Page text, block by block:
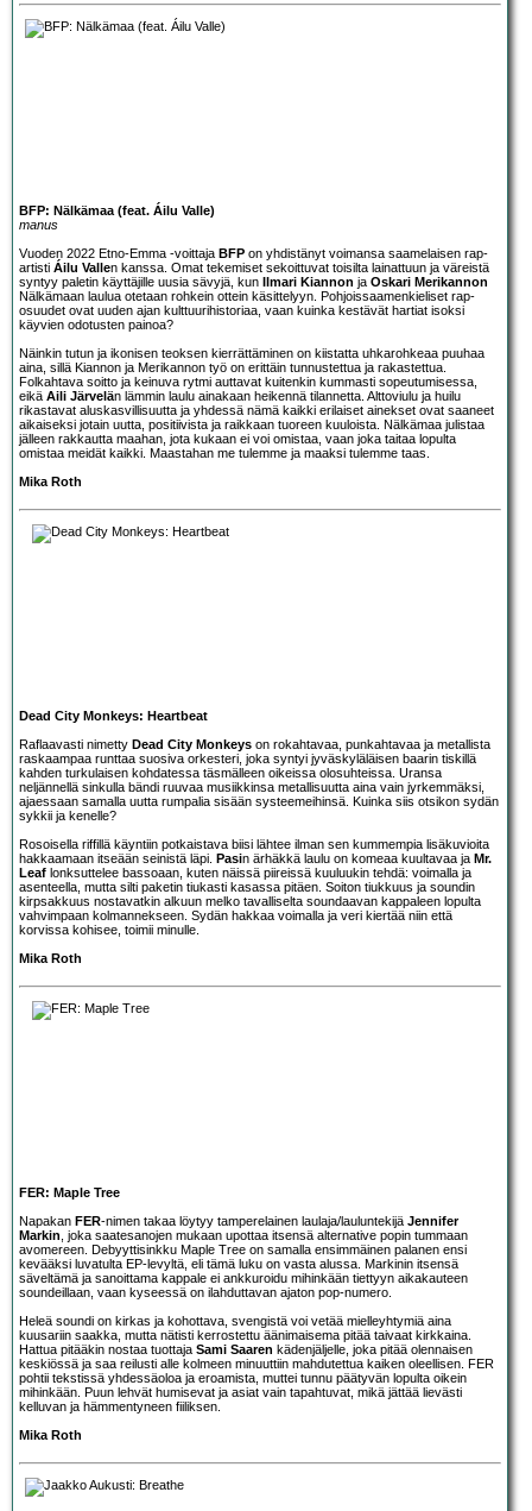
BFP: Nälkämaa (feat. Áilu Valle)
manus
Vuoden 2022 Etno-Emma -voittaja BFP on yhdistänyt voimansa saamelaisen rap-
artisti Áilu Vallen kanssa. Omat tekemiset sekoittuvat toisilta lainattuun ja väreistä
syntyy paletin käyttäjille uusia sävyjä, kun Ilmari Kiannon ja Oskari Merikannon
Nälkämaan laulua otetaan rohkein ottein käsittelyyn. Pohjoissaamenkieliset rap-
osuudet ovat uuden ajan kulttuurihistoriaa, vaan kuinka kestävät hartiat isoksi
käyvien odotusten painoa?
Näinkin tutun ja ikonisen teoksen kierrättäminen on kiistatta uhkarohkeaa puuhaa
aina, sillä Kiannon ja Merikannon työ on erittäin tunnustettua ja rakastettua.
Folkahtava soitto ja keinuva rytmi auttavat kuitenkin kummasti sopeutumisessa,
eikä Aili Järvelän lämmin laulu ainakaan heikennä tilannetta. Alttoviulu ja huilu
rikastavat aluskasvillisuutta ja yhdessä nämä kaikki erilaiset ainekset ovat saaneet
aikaiseksi jotain uutta, positiivista ja raikkaan tuoreen kuuloista. Nälkämaa julistaa
jälleen rakkautta maahan, jota kukaan ei voi omistaa, vaan joka taitaa lopulta
omistaa meidät kaikki. Maastahan me tulemme ja maaksi tulemme taas.
Mika Roth
Dead City Monkeys: Heartbeat
Raflaavasti nimetty Dead City Monkeys on rokahtavaa, punkahtavaa ja metallista
raskaampaa runttaa suosiva orkesteri, joka syntyi jyväskyläläisen baarin tiskillä
kahden turkulaisen kohdatessa täsmälleen oikeissa olosuhteissa. Uransa
neljännellä sinkulla bändi ruuvaa musiikkinsa metallisuutta aina vain jyrkemmäksi,
ajaessaan samalla uutta rumpalia sisään systeemeihinsä. Kuinka siis otsikon sydän
sykkii ja kenelle?
Rosoisella riffillä käyntiin potkaistava biisi lähtee ilman sen kummempia lisäkuvioita
hakkaamaan itseään seinistä läpi. Pasin ärhäkkä laulu on komeaa kuultavaa ja Mr.
Leaf lonksuttelee bassoaan, kuten näissä piireissä kuuluukin tehdä: voimalla ja
asenteella, mutta silti paketin tiukasti kasassa pitäen. Soiton tiukkuus ja soundin
kirpsakkuus nostavatkin alkuun melko tavalliselta soundaavan kappaleen lopulta
vahvimpaan kolmannekseen. Sydän hakkaa voimalla ja veri kiertää niin että
korvissa kohisee, toimii minulle.
Mika Roth
FER: Maple Tree
Napakan FER-nimen takaa löytyy tamperelainen laulaja/lauluntekijä Jennifer
Markin , joka saatesanojen mukaan upottaa itsensä alternative popin tummaan
avomereen. Debyyttisinkku Maple Tree on samalla ensimmäinen palanen ensi
kevääksi luvatulta EP-levyltä, eli tämä luku on vasta alussa. Markinin itsensä
säveltämä ja sanoittama kappale ei ankkuroidu mihinkään tiettyyn aikakauteen
soundeillaan, vaan kyseessä on ilahduttavan ajaton pop-numero.
Heleä soundi on kirkas ja kohottava, svengistä voi vetää mielleyhtymiä aina
kuusariin saakka, mutta nätisti kerrostettu äänimaisema pitää taivaat kirkkaina.
Hattua pitääkin nostaa tuottaja Sami Saaren kädenjäljelle, joka pitää olennaisen
keskiössä ja saa reilusti alle kolmeen minuuttiin mahdutettua kaiken oleellisen. FER
pohtii tekstissä yhdessäoloa ja eroamista, muttei tunnu päätyvän lopulta oikein
mihinkään. Puun lehvät humisevat ja asiat vain tapahtuvat, mikä jättää lievästi
kelluvan ja hämmentyneen fiiliksen.
Mika Roth